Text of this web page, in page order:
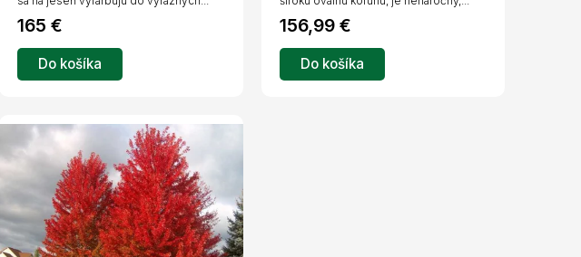
165 €
Do košíka
156,99 €
Do košíka